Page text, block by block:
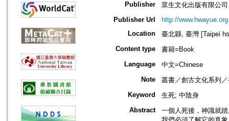
Publisher
眾生文化出版有限公司
Publisher Url
http://
Location
臺北縣, 臺灣 [Taipei
Content type
書籍=Book
Language
中文=Chinese
Note
叢書／創古文化系列
Keyword
生死; 中陰身
Abstract
一個人死後，神識就